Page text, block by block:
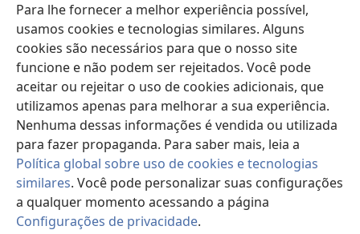
Para lhe fornecer a melhor experiência possível,
usamos cookies e tecnologias similares. Alguns
cookies são necessários para que o nosso site
funcione e não podem ser rejeitados. Você pode
aceitar ou rejeitar o uso de cookies adicionais, que
utilizamos apenas para melhorar a sua experiência.
Nenhuma dessas informações é vendida ou utilizada
para fazer propaganda. Para saber mais, leia a
Política global sobre uso de cookies e tecnologias
similares. Você pode personalizar suas configurações
a qualquer momento acessando a página
Configurações de privacidade.
Panfília w 25 e, depois de proclamar a palavra em
Perge, desceram para Atália. 26 Dali navegaram
para Antioquia, onde haviam sido entregues à
bondade imerecida de Deus para a obra que agora
tinham completado. x
27 Depois de chegarem e reunirem a
congregação, contaram as muitas coisas que Deus
tinha feito por meio deles e como ele tinha aberto
para as nações a porta da fé. y 28 Assim, passaram
bastante tempo com os discípulos.